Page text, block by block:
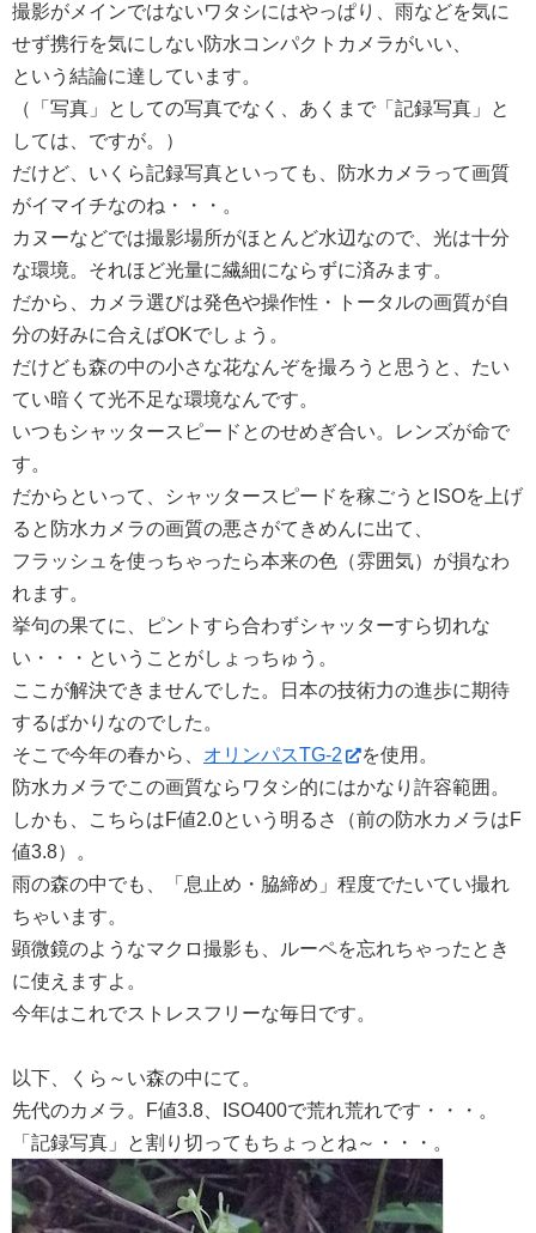
撮影がメインではないワタシにはやっぱり、雨などを気に
せず携行を気にしない防水コンパクトカメラがいい、
という結論に達しています。
（「写真」としての写真でなく、あくまで「記録写真」と
しては、ですが。）
だけど、いくら記録写真といっても、防水カメラって画質
がイマイチなのね・・・。
カヌーなどでは撮影場所がほとんど水辺なので、光は十分
な環境。それほど光量に繊細にならずに済みます。
だから、カメラ選びは発色や操作性・トータルの画質が自
分の好みに合えばOKでしょう。
だけども森の中の小さな花なんぞを撮ろうと思うと、たい
てい暗くて光不足な環境なんです。
いつもシャッタースピードとのせめぎ合い。レンズが命で
す。
だからといって、シャッタースピードを稼ごうとISOを上げ
ると防水カメラの画質の悪さがてきめんに出て、
フラッシュを使っちゃったら本来の色（雰囲気）が損なわ
れます。
挙句の果てに、ピントすら合わずシャッターすら切れな
い・・・ということがしょっちゅう。
ここが解決できませんでした。日本の技術力の進歩に期待
するばかりなのでした。
そこで今年の春から、 オリンパスTG-2
を使用。
防水カメラでこの画質ならワタシ的にはかなり許容範囲。
しかも、こちらはF値2.0という明るさ（前の防水カメラはF
値3.8）。
雨の森の中でも、「息止め・脇締め」程度でたいてい撮れ
ちゃいます。
顕微鏡のようなマクロ撮影も、ルーペを忘れちゃったとき
に使えますよ。
今年はこれでストレスフリーな毎日です。
以下、くら～い森の中にて。
先代のカメラ。F値3.8、ISO400で荒れ荒れです・・・。
「記録写真」と割り切ってもちょっとね～・・・。